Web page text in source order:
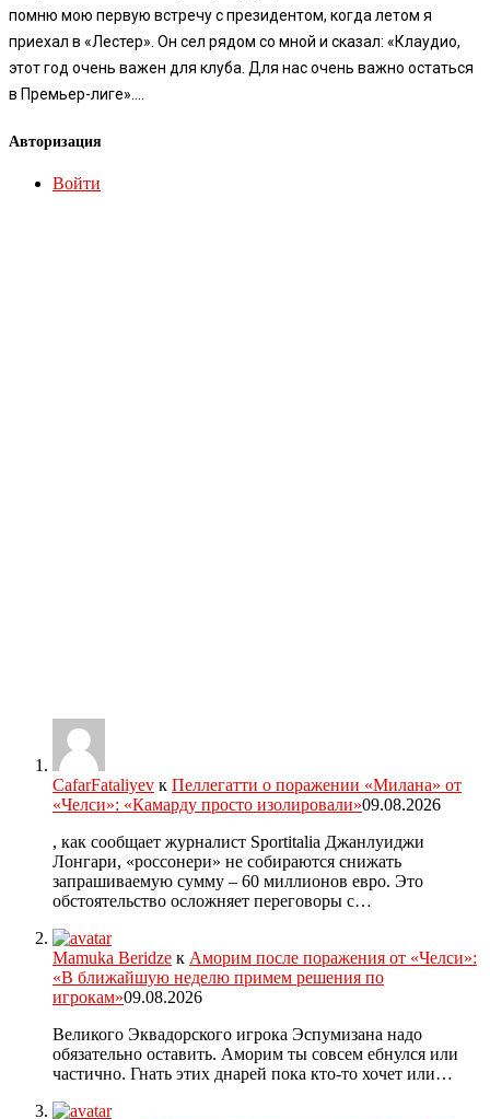
помню мою первую встречу с президентом, когда летом я
приехал в «Лестер». Он сел рядом со мной и сказал: «Клаудио,
этот год очень важен для клуба. Для нас очень важно остаться
в Премьер-лиге»....
Авторизация
Войти
CafarFataliyev к Пеллегатти о поражении «Милана» от
«Челси»: «Камарду просто изолировали»09.08.2026
, как сообщает журналист Sportitalia Джанлуиджи
Лонгари, «россонери» не собираются снижать
запрашиваемую сумму – 60 миллионов евро. Это
обстоятельство осложняет переговоры с…
Mamuka Beridze к Аморим после поражения от «Челси»:
«В ближайшую неделю примем решения по
игрокам»09.08.2026
Великого Эквадорского игрока Эспумизана надо
обязательно оставить. Аморим ты совсем ебнулся или
частично. Гнать этих днарей пока кто-то хочет или…